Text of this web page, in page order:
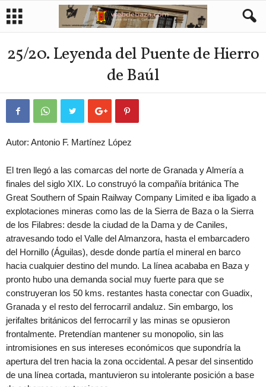
25/20. Leyenda del Puente de Hierro
de Baúl
Autor: Antonio F. Martínez López
El tren llegó a las comarcas del norte de Granada y Almería a
finales del siglo XIX. Lo construyó la compañía británica The
Great Southern of Spain Railway Company Limited e iba ligado a
explotaciones mineras como las de la Sierra de Baza o la Sierra
de los Filabres: desde la ciudad de la Dama y de Caniles,
atravesando todo el Valle del Almanzora, hasta el embarcadero
del Hornillo (Águilas), desde donde partía el mineral en barco
hacia cualquier destino del mundo. La línea acababa en Baza y
pronto hubo una demanda social muy fuerte para que se
construyeran los 50 kms. restantes hasta conectar con Guadix,
Granada y el resto del ferrocarril andaluz. Sin embargo, los
jerifaltes británicos del ferrocarril y las minas se opusieron
frontalmente. Pretendían mantener su monopolio, sin las
intromisiones en sus intereses económicos que supondría la
apertura del tren hacia la zona occidental. A pesar del sinsentido
de una línea cortada, mantuvieron su intolerante posición a base